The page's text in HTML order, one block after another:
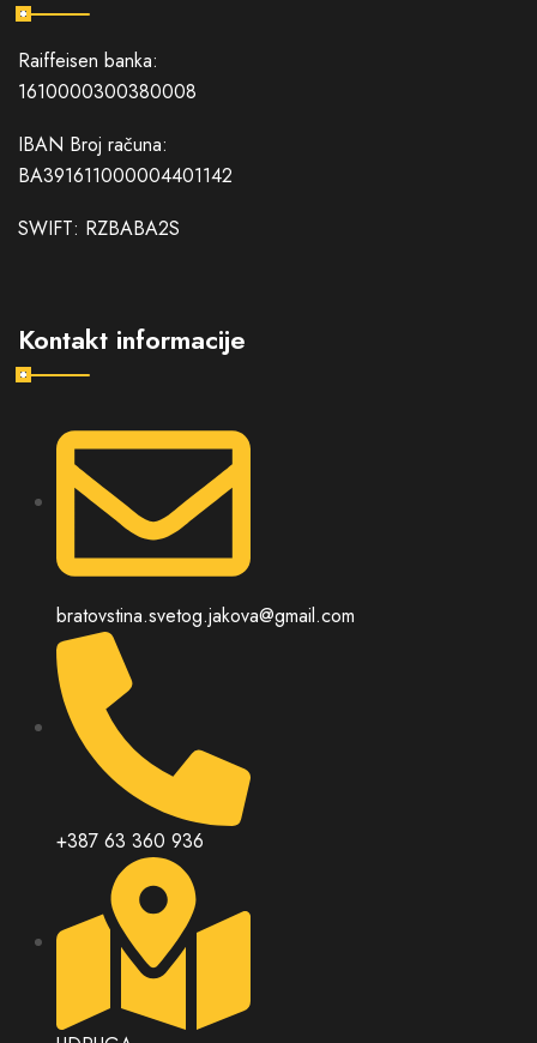
Raiffeisen banka:
1610000300380008
IBAN Broj računa:
BA391611000004401142
SWIFT: RZBABA2S
Kontakt informacije
bratovstina.svetog.jakova@gmail.com
+387 63 360 936